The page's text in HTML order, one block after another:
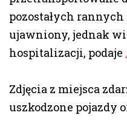
pozostałych rannych
ujawniony, jednak
hospitalizacji, podaje
Zdjęcia z miejsca
uszkodzone pojazdy